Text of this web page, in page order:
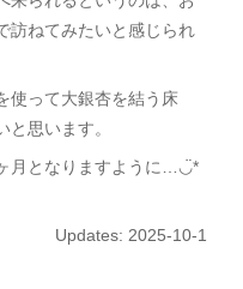
訪ねてみたいと感じられ
使って大銀杏を結う床
思います。
月となりますように…◡̈*
Updates: 2025-10-1